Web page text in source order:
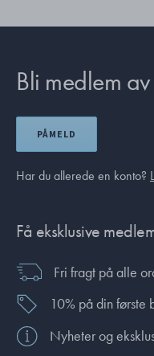
Bli medlem
PÅMELD
Har du allerede en konto?
Få eksklusive
Fri fragt på alle
10% på din første
Nyheter og